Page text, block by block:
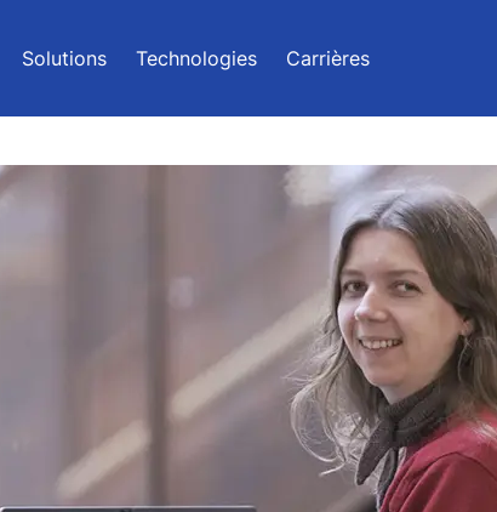
Solutions Technologies Carrières